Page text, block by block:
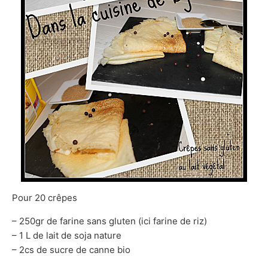
Pour 20 crêpes
– 250gr de farine sans gluten (ici farine de riz)
– 1 L de lait de soja nature
– 2cs de sucre de canne bio